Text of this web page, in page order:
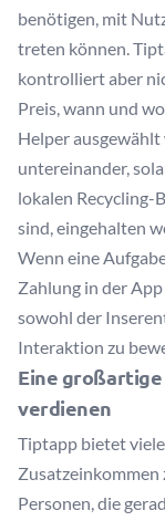
benötigen, mit
treten können.
kontrolliert aber
Preis, wann und
Helper
untereinander,
lokalen Recycling-
sind, eingehalten
Wenn eine
Zahlung in der
sowohl der
Interaktion zu
Eine
verdienen
Tiptapp bietet
Zusatzeinkommen
Personen, die